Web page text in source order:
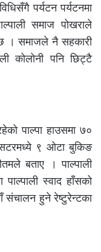
पर्यटन पर्यटनमा
समाज पोखराले
। समाजले नै सहकारी
कोलोनी पनि छिट्टै
पाल्पा हाउसमा ७०
९ ओटा बुकिङ
बताए । पाल्पाली
स्वाद हाँसको
संचालन हुने रेष्टुरेन्टका